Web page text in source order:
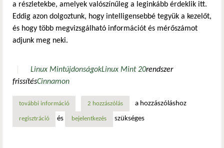
a részletekbe, amelyek valószínűleg a leginkább érdeklik itt.
Eddig azon dolgoztunk, hogy intelligensebbé tegyük a kezelőt,
és hogy több megvizsgálható információt és mérőszámot
adjunk meg neki.
Linux MintújdonságokLinux Mint 20rendszer
frissítésCinnamon
további információlinux mint blog havi hírek - 2021. február tartalommal
2 hozzászólás a hozzászóláshoz
regisztráció és bejelentkezés szükséges